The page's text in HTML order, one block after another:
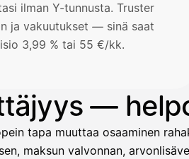
ilman Y-tunnusta. Truster
ja vakuutukset — sinä saat
3,99 % tai 55 €/kk.
—
tapa muuttaa osaaminen
maksun valvonnan,